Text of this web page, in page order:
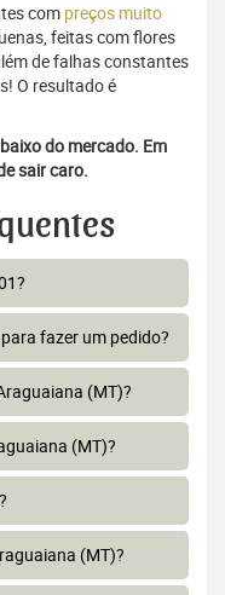
com preços muito
feitas com flores
de falhas constantes
O resultado é
do mercado. Em
sair caro.
fazer um pedido?
(MT)?
(MT)?
(MT)?